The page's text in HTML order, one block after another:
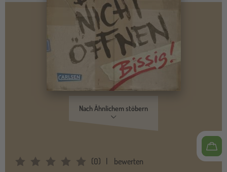
Nach Ähnlichem stöbern
Average Rating: 0 (0) bewerten